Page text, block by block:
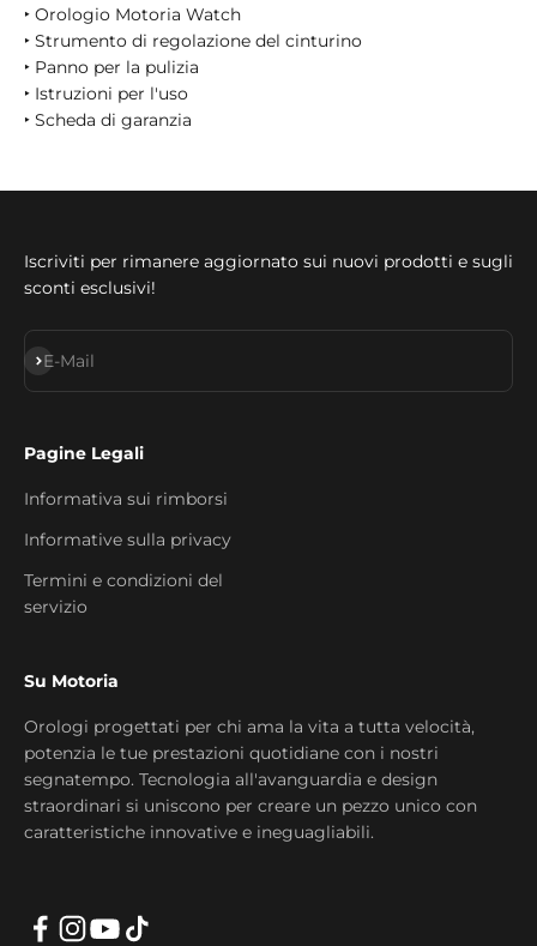
‣ Orologio Motoria Watch
‣ Strumento di regolazione del cinturino
‣ Panno per la pulizia
‣ Istruzioni per l'uso
‣ Scheda di garanzia
Iscriviti per rimanere aggiornato sui nuovi prodotti e sugli
sconti esclusivi!
E-Mail
Abonnieren
Pagine Legali
Informativa sui rimborsi
Informative sulla privacy
Termini e condizioni del
servizio
Su Motoria
Orologi progettati per chi ama la vita a tutta velocità,
potenzia le tue prestazioni quotidiane con i nostri
segnatempo. Tecnologia all'avanguardia e design
straordinari si uniscono per creare un pezzo unico con
caratteristiche innovative e ineguagliabili.